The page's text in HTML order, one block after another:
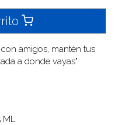
amigos, mantén tus
a donde vayas"
ML